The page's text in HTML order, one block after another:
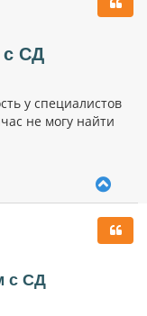
с СД
у специалистов
не могу найти
н
у
с СД